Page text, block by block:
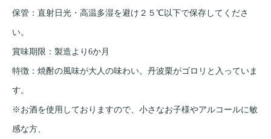
保管：直射日光・高温多湿を避け２５℃以下で保存してくださ
い。
賞味期限：製造より6か月
特徴：焼酎の風味が大人の味わい。丹波栗がゴロリと入っていま
す。
※お酒を使用しておりますので、小さなお子様やアルコールに敏
感な方、